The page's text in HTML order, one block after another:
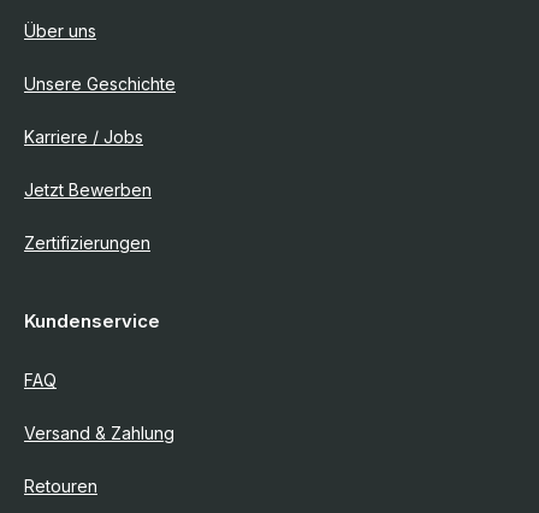
Blog
Über uns
Unsere Geschichte
Karriere / Jobs
Jetzt Bewerben
Zertifizierungen
Kundenservice
FAQ
Versand & Zahlung
Retouren